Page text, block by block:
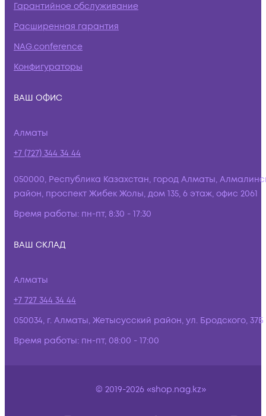
Гарантийное обслуживание
Расширенная гарантия
NAG.conference
Конфигураторы
ВАШ ОФИС
Алматы
+7 (727) 344 34 44
050000, Республика Казахстан, город Алматы,
район, проспект Жибек Жолы, дом 135, 6 этаж, офис 2061
Время работы: пн-пт, 8:30 - 17:30
ВАШ СКЛАД
Алматы
+7 727 344 34 44
050034, г. Алматы, Жетысусский район, ул. Бродского, 37Б
Время работы: пн-пт, 08:00 - 17:00
© 2019-2026 «shop.nag.kz»